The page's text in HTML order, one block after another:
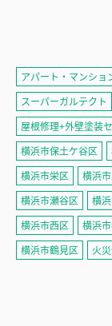
アパート・マンショ
スーパーガルテクト
屋根修理+外壁塗装
横浜市保土ケ谷区
横浜市栄区
横浜
横浜市瀬谷区
横
横浜市西区
横浜
横浜市鶴見区
火